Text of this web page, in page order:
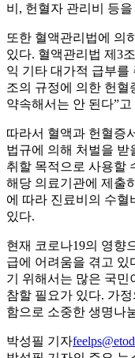
비, 헌혈자 관리비 등
또한 혈액관리법에 의
있다. 혈액관리법 제3
익 기타 대가적 급부를
조의 규정에 의한 헌혈
약속해서는 안 된다”
따라서 혈액과 헌혈증
법규에 의해 처벌을 받
취할 목적으로 사용할
해당 의료기관에 제출
에 따라 진료비의 수혈
있다.
현재 코로나19의 영향
급에 어려움을 겪고 있
기 위해서는 많은 국민
참할 필요가 있다. 가
함으로 소중한 생명나
박성필 기자